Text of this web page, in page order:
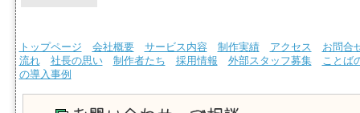
トップページ 会社概要 サービス内容 制作実績 アクセス
お問合
流れ
社長の思い 制作者たち 採用情報 外部スタッフ募集
ことば
の導入事例